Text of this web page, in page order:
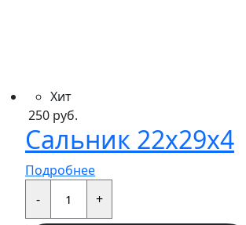
Хит
250 руб.
Сальник 22x29x4
Подробнее
-
Сальник
22x29x4+